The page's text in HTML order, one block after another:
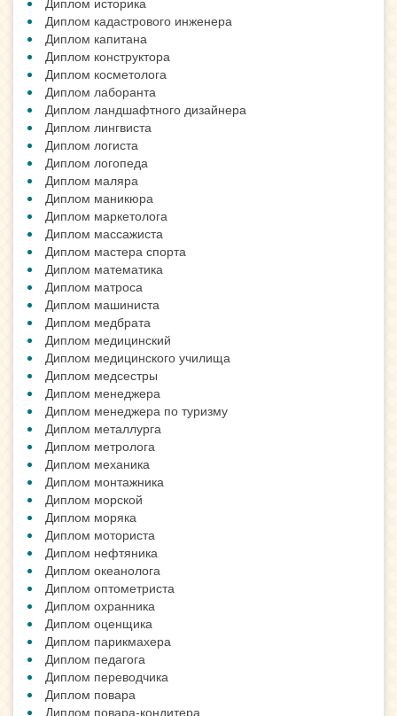
Диплом кадастрового инженера
Диплом капитана
Диплом конструктора
Диплом косметолога
Диплом лаборанта
Диплом ландшафтного дизайнера
Диплом лингвиста
Диплом логиста
Диплом логопеда
Диплом маляра
Диплом маникюра
Диплом маркетолога
Диплом массажиста
Диплом мастера спорта
Диплом математика
Диплом матроса
Диплом машиниста
Диплом медбрата
Диплом медицинский
Диплом медицинского училища
Диплом медсестры
Диплом менеджера
Диплом менеджера по туризму
Диплом металлурга
Диплом метролога
Диплом механика
Диплом монтажника
Диплом морской
Диплом моряка
Диплом моториста
Диплом нефтяника
Диплом океанолога
Диплом оптометриста
Диплом охранника
Диплом оценщика
Диплом парикмахера
Диплом педагога
Диплом переводчика
Диплом повара
Диплом повара-кондитера